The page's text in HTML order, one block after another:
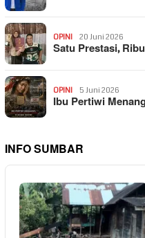
OPINI 20 Juni 2026
Satu Prestasi,
OPINI 5 Juni 2026
Ibu Pertiwi
INFO SUMBAR